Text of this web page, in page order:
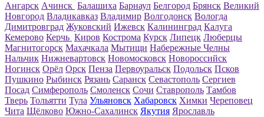
Ангарск Ачинск Балашиха Барнаул Белгород Брянск Великий
Новгород Владикавказ Владимир Волгодонск Вологда
Димитровград Жуковский Ижевск Калининград Калуга
Кемерово Керчь Киров Кострома Курск Липецк Люберцы
Магнитогорск Махачкала Мытищи Набережные Челны
Нальчик Нижневартовск Новомосковск Новороссийск
Ногинск Орёл Орск Пенза Первоуральск Подольск Псков
Пушкино Рыбинск Рязань Саранск Севастополь Сергиев
Посад Симферополь Смоленск Сочи Ставрополь Тамбов
Тверь Тольятти Тула Ульяновск Хабаровск Химки Череповец
Чита Щёлково Южно-Сахалинск Якутия Ярославль